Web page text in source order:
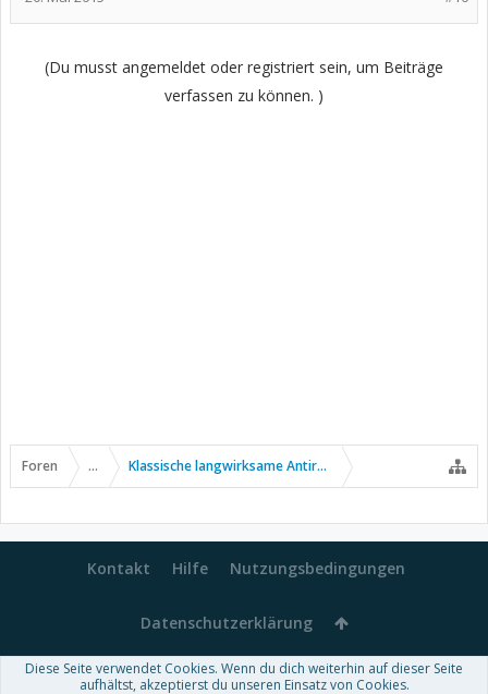
(Du musst angemeldet oder registriert sein, um Beiträge
verfassen zu können. )
Foren ... Klassische langwirksame Antirheumatika
Kontakt Hilfe Nutzungsbedingungen
Datenschutzerklärung
Forum software by XenForo™-Deutsch von xenDach
Diese Seite verwendet Cookies. Wenn du dich weiterhin auf dieser Seite
aufhältst, akzeptierst du unseren Einsatz von Cookies.